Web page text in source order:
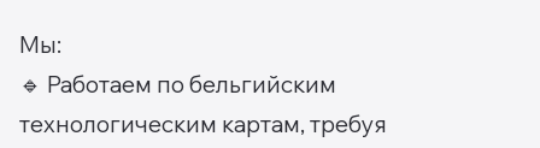
Мы:
🔹 Работаем по бельгийским
технологическим картам, требуя